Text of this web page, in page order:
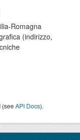
Romagna
(indirizzo,
(seeAPI Docs).